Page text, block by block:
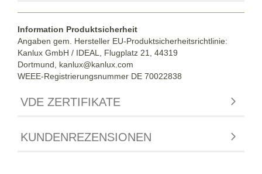
Information Produktsicherheit
Angaben gem. Hersteller EU-Produktsicherheitsrichtlinie:
Kanlux GmbH / IDEAL, Flugplatz 21, 44319
Dortmund, kanlux@kanlux.com
WEEE-Registrierungsnummer DE 70022838
VDE ZERTIFIKATE
KUNDENREZENSIONEN